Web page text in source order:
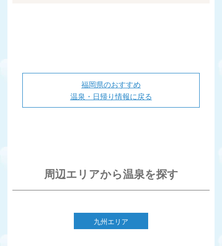
福岡県のおすすめ
温泉・日帰り情報に戻る
周辺エリアから温泉を探す
九州エリア